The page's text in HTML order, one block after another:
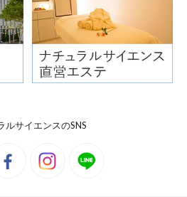
ルサイエンスのSNS